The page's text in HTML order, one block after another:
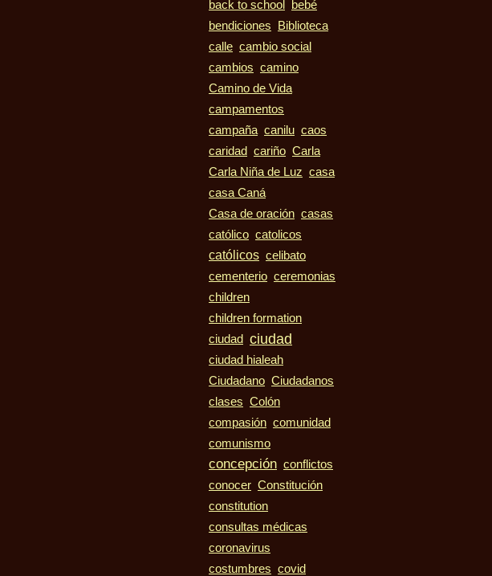
back to school
bebé
bendiciones
Biblioteca
calle cambio social
cambios camino
Camino de Vida
campamentos
campaña canilu caos
caridad
cariño Carla
Carla Niña de Luz casa
casa Caná
Casa de oración casas
católico catolicos
católicos celibato
cementerio ceremonias
children
children formation
ciudad
ciudad
ciudad hialeah
Ciudadano Ciudadanos
clases Colón
compasión comunidad
comunismo
concepción conflictos
conocer Constitución
constitution
consultas médicas
coronavirus
costumbres covid